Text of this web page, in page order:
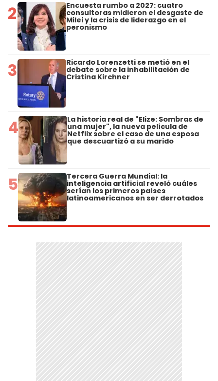
2 Encuesta rumbo a 2027: cuatro
consultoras midieron el desgaste de
Milei y la crisis de liderazgo en el
peronismo
3 Ricardo Lorenzetti se metió en el
debate sobre la inhabilitación de
Cristina Kirchner
4 La historia real de "Elize: Sombras de
una mujer", la nueva película de
Netflix sobre el caso de una esposa
que descuartizó a su marido
5 Tercera Guerra Mundial: la
inteligencia artificial reveló cuáles
serían los primeros países
latinoamericanos en ser derrotados